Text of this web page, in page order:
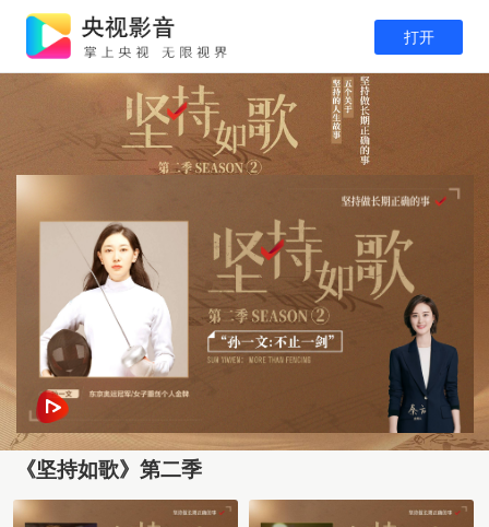
打开
《坚持如歌》第二季